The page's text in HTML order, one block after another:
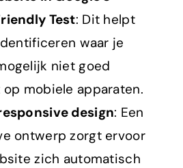
Test: Dit helpt
waar je
niet goed
mobiele apparaten.
design: Een
ontwerp zorgt ervoor
zich automatisch